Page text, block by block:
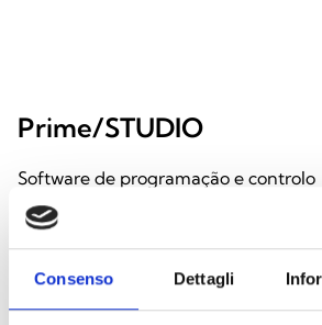
Consenso Dettagli
Prime/STUDIO
Software de programação e controlo
das centrais anti‑intrusão Prime
ABRIR LIGAÇÃO south_east